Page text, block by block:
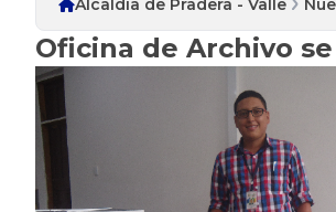
Alcaldía de Pradera - Valle
Oficina de Archivo